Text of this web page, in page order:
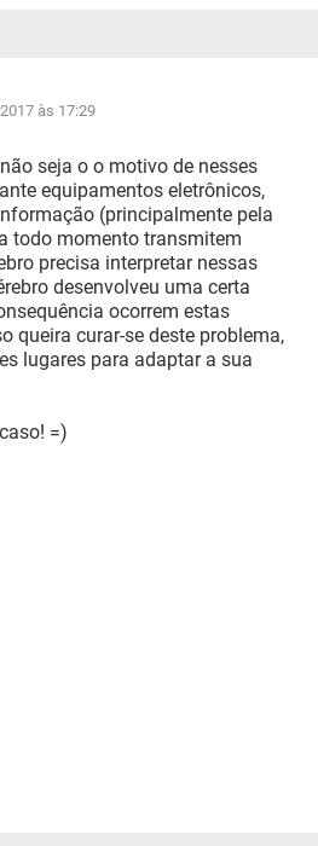
às 17:29
seja o o motivo de nesses
equipamentos eletrônicos,
(principalmente pela
todo momento transmitem
precisa interpretar nessas
desenvolveu uma certa
ocorrem estas
queira curar-se deste problema,
lugares para adaptar a sua
=)